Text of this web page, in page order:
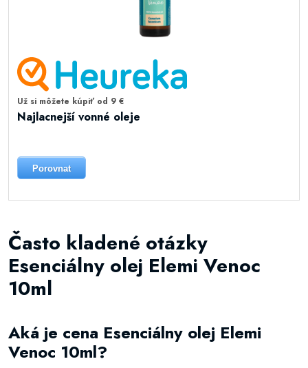
Už si môžete kúpiť od 9 €
Najlacnejší vonné oleje
Porovnat
Často kladené otázky
Esenciálny olej Elemi Venoc
10ml
Aká je cena Esenciálny olej Elemi
Venoc 10ml?